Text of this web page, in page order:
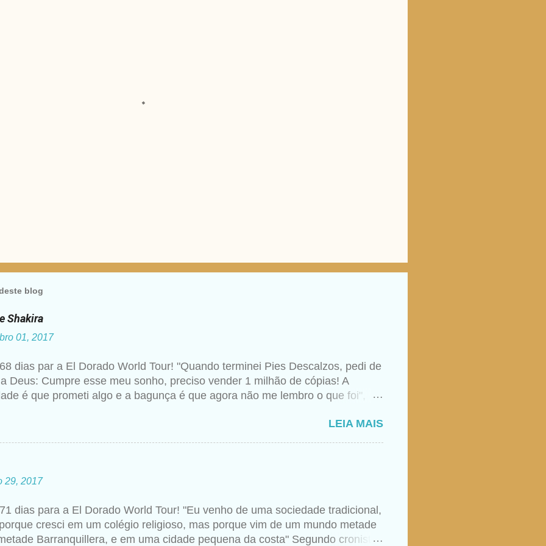
blog
Shakira
01, 2017
dias par a El Dorado World Tour! "Quando terminei Pies Descalzos, pedi de
Deus: Cumpre esse meu sonho, preciso vender 1 milhão de cópias! A
é que prometi algo e a bagunça é que agora não me lembro o que foi",
artista falando sobre Deus, então não seria estranho que ela realmente tivesse
realização. Para ela, não se trata de viver uma religião apenas do formal
de ser, como se tivesse internalizado aquela ideia de Deus aprendida nos
colégio com as freiras. Shakira se abraça a religião como quem transita uma
mais além da realidade cotidiana. Shakira explicava mais brevemente: "A
religiosa reforçou minha preocupação com coisas espirituais e m...
LEIA MAIS
29, 2017
dias para a El Dorado World Tour! "Eu venho de uma sociedade tradicional,
cresci em um colégio religioso, mas porque vim de um mundo metade
Barranquillera, e em uma cidade pequena da costa" Segundo cronistas